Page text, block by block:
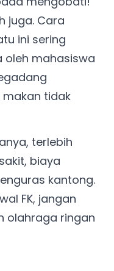
juga. Cara
ini sering
oleh mahasiswa
tidak
terlebih
biaya
kantong.
FK, jangan
olahraga ringan